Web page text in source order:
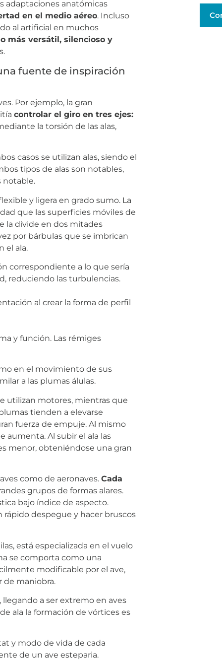
adaptaciones anatómicas
en el medio aéreo. Incluso
al artificial en muchos
más versátil, silencioso y
fuente de inspiración
Por ejemplo, la gran
controlar el giro en tres ejes:
la torsión de las alas,
casos se utilizan alas, siendo el
tipos de alas son notables,
notable.
y ligera en grado sumo. La
que las superficies móviles de
la divide en dos mitades
por bárbulas que se imbrican
el ala.
correspondiente a lo que sería
reduciendo las turbulencias.
al crear la forma de perfil
y función. Las rémiges
en el movimiento de sus
a las plumas álulas.
utilizan motores, mientras que
tienden a elevarse
fuerza de empuje. Al mismo
aumenta. Al subir el ala las
menor, obteniéndose una gran
como de aeronaves. Cada
grupos de formas alares.
bajo índice de aspecto.
rápido despegue y hacer bruscos
está especializada en el vuelo
se comporta como una
modificable por el ave,
de maniobra.
a ser extremo en aves
ala la formación de vórtices es
y modo de vida de cada
de un ave esteparia.